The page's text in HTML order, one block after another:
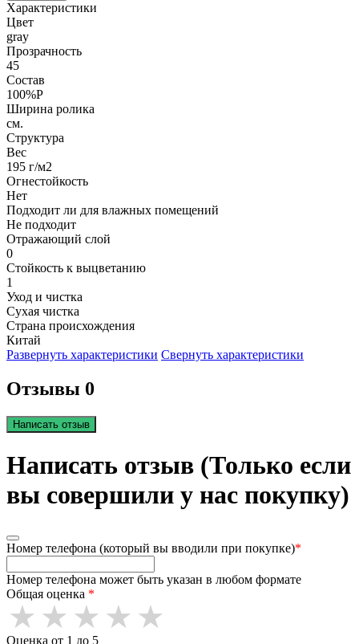
Характеристики
Цвет
gray
Прозрачность
45
Состав
100%P
Ширина ролика
см.
Структура
Вес
195 г/м2
Огнестойкость
Нет
Подходит ли для влажных помещений
Не подходит
Отражающий слой
0
Стойкость к выцветанию
1
Уход и чистка
Сухая чистка
Страна происхождения
Китай
Развернуть характеристики Свернуть характеристики
Отзывы 0
Написать отзыв
Написать отзыв (Только если
вы совершили у нас покупку)
Номер телефона (который вы вводили при покупке)*
Номер телефона может быть указан в любом формате
Общая оценка *
Оценка от 1 до 5